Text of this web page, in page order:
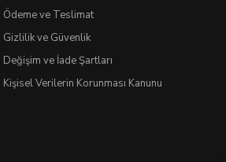
Ödeme ve Teslimat
Gizlilik ve Güvenlik
Değişim ve İade Şartları
Kişisel Verilerin Korunması Kanunu